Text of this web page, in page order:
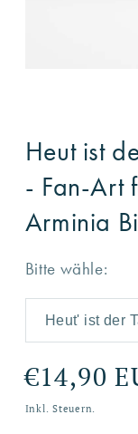
Heut ist
- Fan-Art
Arminia
Bitte wähle:
Preis
€14,90
Inkl. Steuern.